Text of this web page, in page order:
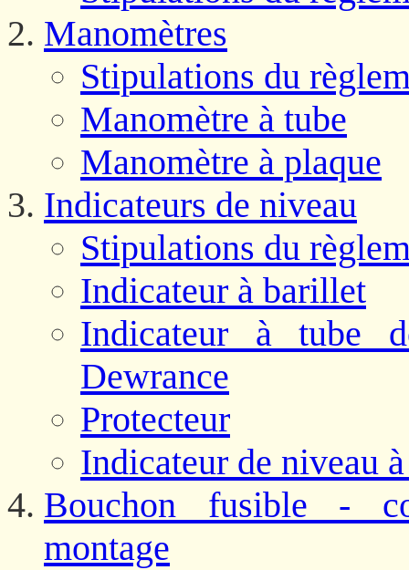
Manomètres
Stipulations du
Manomètre à tube
Manomètre à plaque
Indicateurs de niveau
Stipulations du
Indicateur à barillet
Indicateur à tube
Dewrance
Protecteur
Indicateur de niveau
Bouchon fusible -
montage